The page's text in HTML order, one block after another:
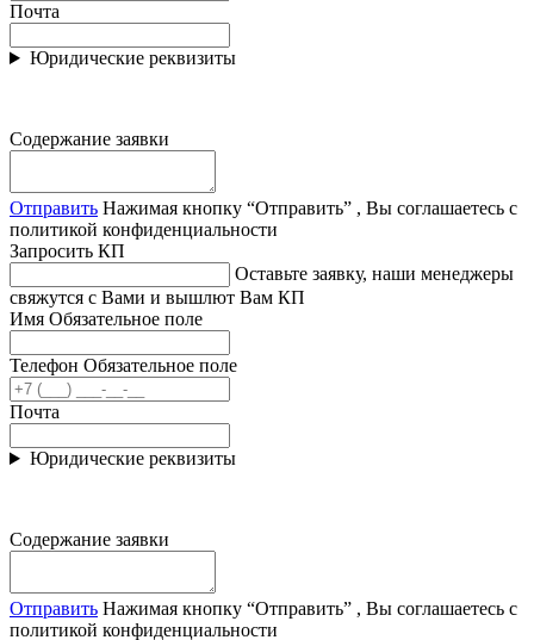
Почта
Юридические реквизиты
Содержание заявки
Отправить Нажимая кнопку “Отправить” , Вы соглашаетесь с
политикой конфиденциальности
Запросить КП
Оставьте заявку, наши менеджеры
свяжутся с Вами и вышлют Вам КП
Имя Обязательное поле
Телефон Обязательное поле
Почта
Юридические реквизиты
Содержание заявки
Отправить Нажимая кнопку “Отправить” , Вы соглашаетесь с
политикой конфиденциальности